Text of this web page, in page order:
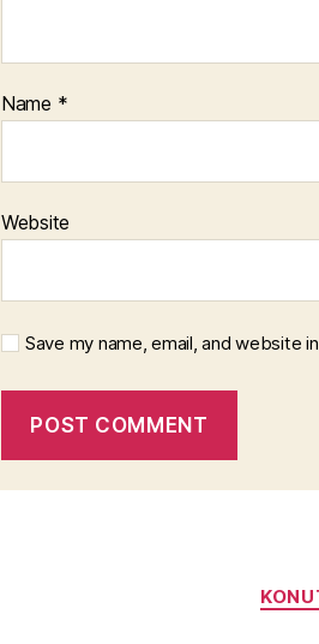
Name *
Website
Save my name, email, and website